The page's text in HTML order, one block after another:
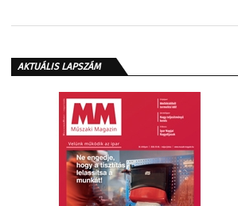
AKTUÁLIS LAPSZÁM